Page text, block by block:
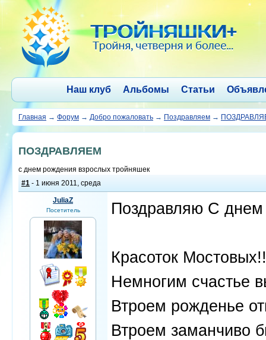
Наш клуб Альбомы Статьи
Главная → Форум → Добро пожаловать → Поздравляем →
ПОЗДРАВЛЯЕМ
с днем рождения взрослых тройняшек
#1 - 1 июня 2011, среда
JuliaZ
Посетитель Поздравляю С
Красоток
Немногим счастье
Втроем рожденье
Втроем заманчиво